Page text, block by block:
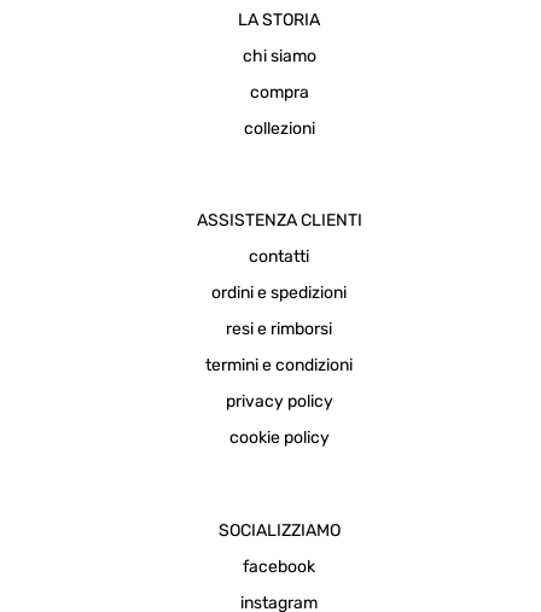
LA STORIA
chi siamo
compra
collezioni
ASSISTENZA CLIENTI
contatti
ordini e spedizioni
resi e rimborsi
termini e condizioni
privacy policy
cookie policy
SOCIALIZZIAMO
facebook
instagram